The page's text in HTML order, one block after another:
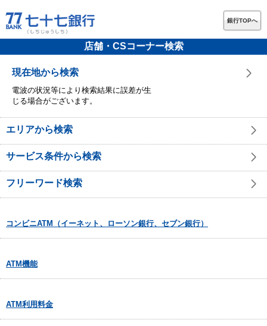
銀行TOPへ
店舗・CSコーナー検索
現在地から検索
電波の状況等により検索結果に誤差が生
じる場合がございます。
エリアから検索
サービス条件から検索
フリーワード検索
コンビニATM（イーネット、ローソン銀行、セブン銀行）
ATM機能
ATM利用料金